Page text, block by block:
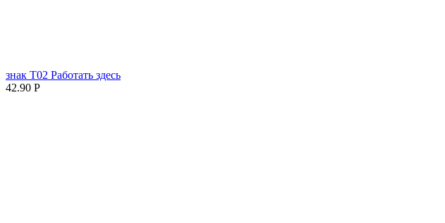
знак T02 Работать здесь
42.90 Р